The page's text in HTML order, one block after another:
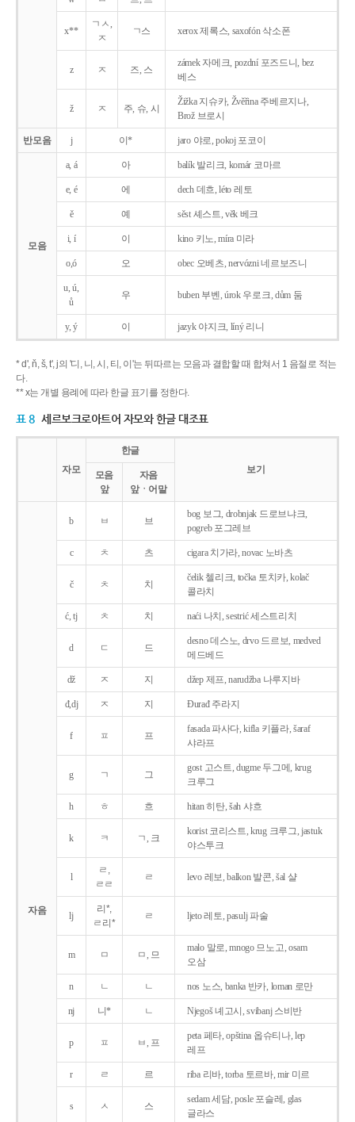
x**
ㄱㅅ,
ㅈ
ㄱ스 xerox 제록스, saxofón 삭소폰
z ㅈ 즈, 스
zámek 자메크, pozdní 포즈드니, bez
베스
ž ㅈ 주, 슈, 시
Žižka 지슈카, Žvěřina 주베르지나,
Brož 브로시
반모음 j 이* jaro 야로, pokoj 포코이
모음
a, á 아 balík 발리크, komár 코마르
e, é 에 dech 데흐, léto 레토
ě 예 sěst 셰스트, věk 베크
i, í 이 kino 키노, míra 미라
o,ó 오 obec 오베츠, nervózni 네르보즈니
u, ú,
ů
우 buben 부벤, úrok 우로크, dům 둠
y, ý 이 jazyk야지크, líný 리니
* d', ň, š, t', j의 '디, 니, 시, 티, 이'는 뒤따르는 모음과 결합할 때 합쳐서 1 음절로 적는
다.
** x는 개별 용례에 따라 한글 표기를 정한다.
표 8 세르보크로아트어 자모와 한글 대조표
자모
한글
보기
모음
앞
자음
앞ㆍ어말
자음
b ㅂ 브
bog 보그, drobnjak 드로브냐크,
pogreb 포그레브
c ㅊ 츠 cigara 치가라, novac 노바츠
č ㅊ 치
čelik 첼리크, točka 토치카, kolač
콜라치
ć, tj ㅊ 치 naći 나치, sestrić 세스트리치
d ㄷ 드
desno 데스노, drvo 드르보, medved
메드베드
dž ㅈ 지 džep 제프, narudžba 나루지바
đ,dj ㅈ 지 Ðurađ 주라지
f ㅍ 프
fasada 파사다, kifla 키플라, šaraf
샤라프
g ㄱ 그
gost 고스트, dugme 두그메, krug
크루그
h ㅎ 흐 hitan 히탄, šah 샤흐
k ㅋ ㄱ, 크
korist 코리스트, krug 크루그, jastuk
야스투크
l
ㄹ,
ㄹㄹ
ㄹ levo 레보, balkon 발콘, šal 샬
lj
리*,
ㄹ리*
ㄹ ljeto 레토, pasulj 파술
m ㅁ ㅁ, 므
malo 말로, mnogo 므노고, osam
오삼
n ㄴ ㄴ nos 노스, banka 반카, loman 로만
nj 니* ㄴ Njegoš 녜고시, svibanj 스비반
p ㅍ ㅂ, 프
peta 페타, opština 옵슈티나, lep
레프
r ㄹ 르 riba 리바, torba 토르바, mir 미르
s ㅅ 스
sedam 세담, posle 포슬레, glas
글라스